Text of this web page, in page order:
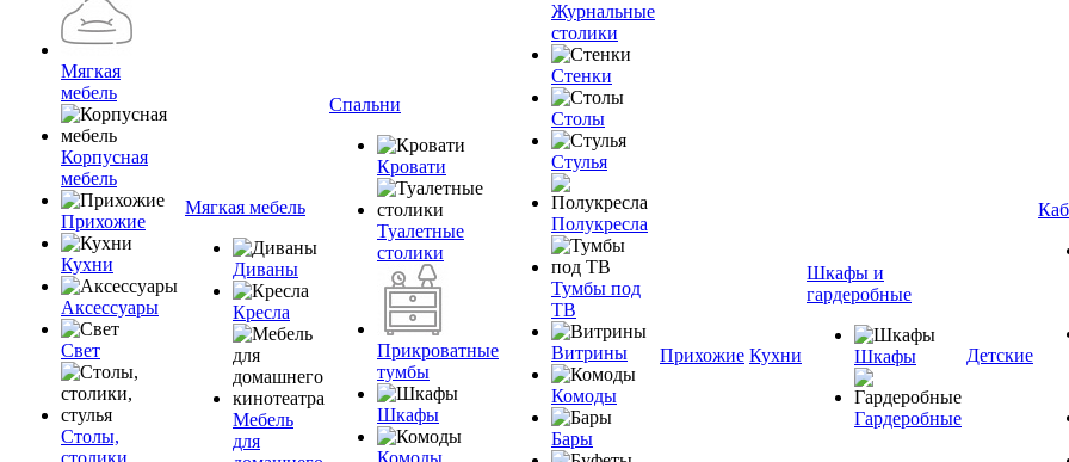
Мягкая
мебель
Корпусная
мебель
Прихожие
Кухни
Аксессуары
Свет
Столы,
столики,
Мягкая мебель
Диваны
Кресла
Мебель
для
Спальни
Кровати
Туалетные
столики
Прикроватные
тумбы
Шкафы
Комоды
Журнальные
столики
Стенки
Столы
Стулья
Полукресла
Тумбы под
ТВ
Витрины
Комоды
Бары
Прихожие Кухни
Шкафы и
гардеробные
Шкафы
Гардеробные
Детские